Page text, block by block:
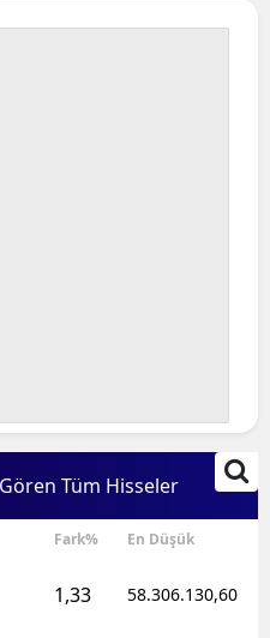
Tüm Hisseler
Fark% En Düşük
1,33 58.306.130,60